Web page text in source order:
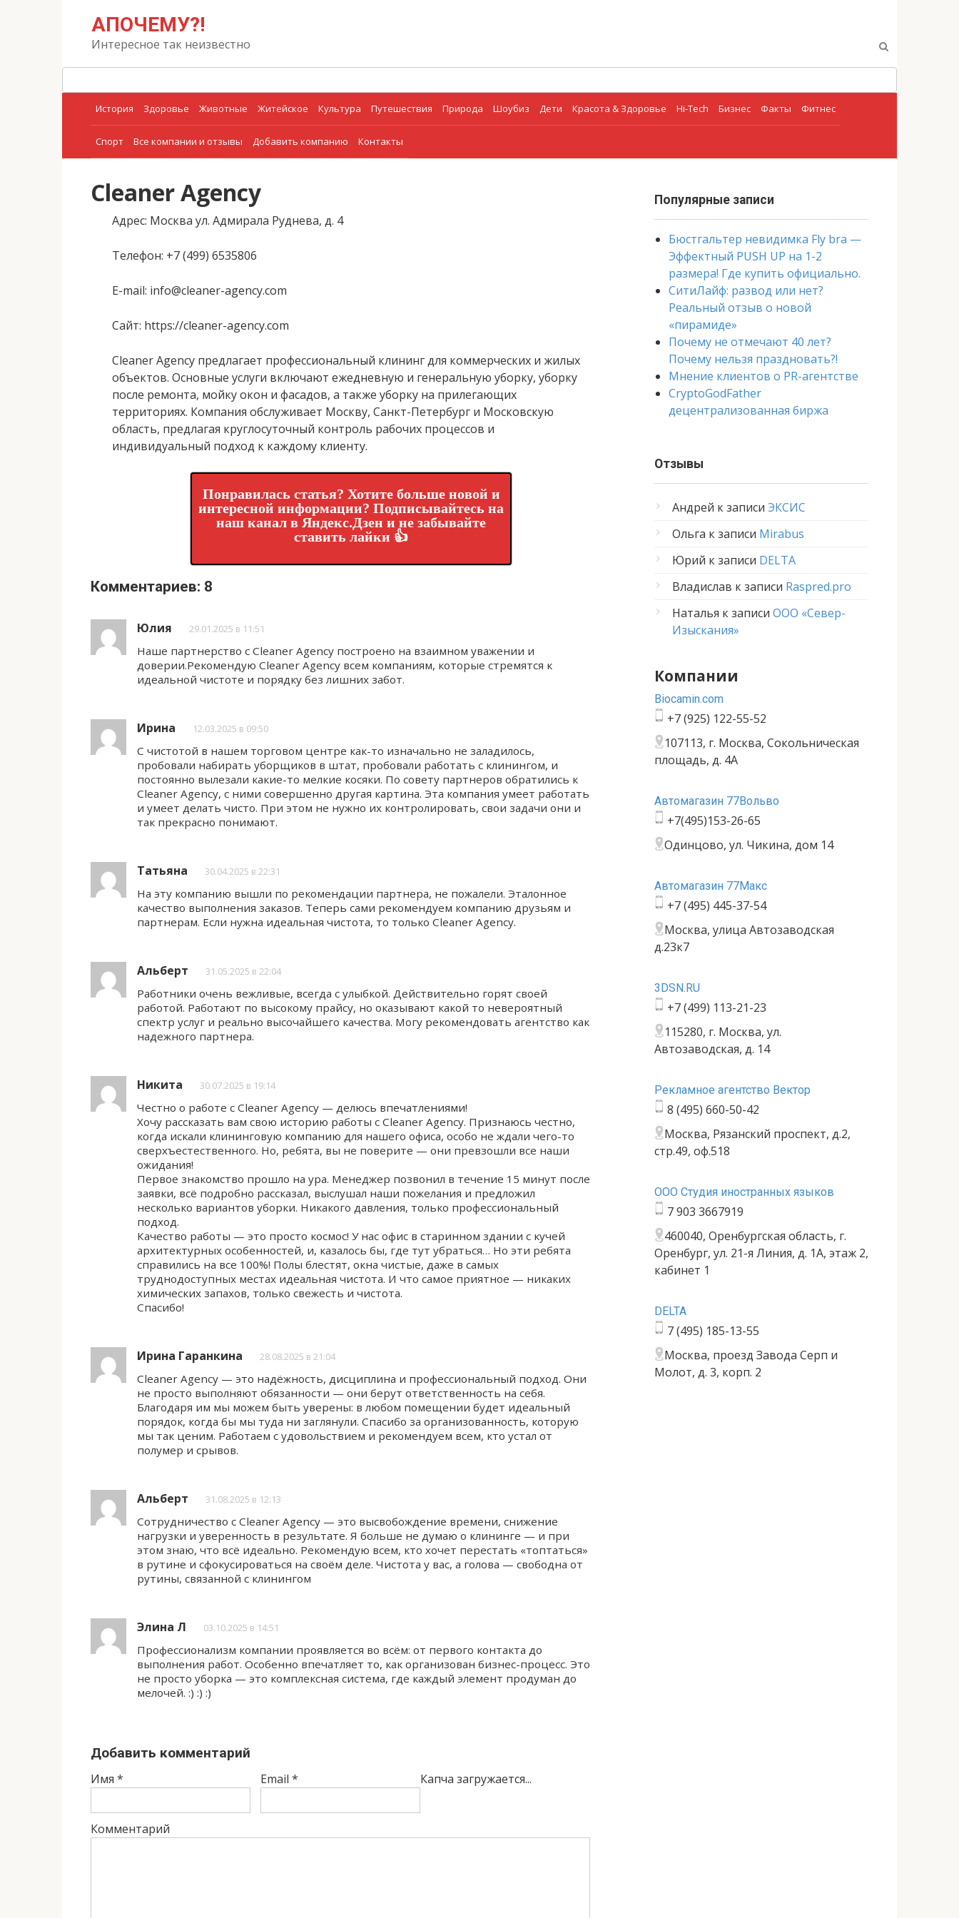
АПОЧЕМУ?!
Интересное так неизвестно
История Здоровье Животные Житейское Культура Путешествия Природа Шоубиз Дети Красота & Здоровье Hi-Tech Бизнес Факты Фитнес
Спорт Все компании и отзывы Добавить компанию Контакты
Cleaner Agency
Адрес: Москва ул. Адмирала Руднева, д. 4
Телефон: +7 (499) 6535806
E-mail: info@cleaner-agency.com
Сайт: https://cleaner-agency.com
Cleaner Agency предлагает профессиональный клининг для коммерческих и жилых
объектов. Основные услуги включают ежедневную и генеральную уборку, уборку
после ремонта, мойку окон и фасадов, а также уборку на прилегающих
территориях. Компания обслуживает Москву, Санкт-Петербург и Московскую
область, предлагая круглосуточный контроль рабочих процессов и
индивидуальный подход к каждому клиенту.
Понравилась статья? Хотите больше новой и
интересной информации? Подписывайтесь на
наш канал в Яндекс.Дзен и не забывайте
ставить лайки 👍
Комментариев: 8
Юлия 29.01.2025 в 11:51
Наше партнерство с Cleaner Agency построено на взаимном уважении и
доверии.Рекомендую Cleaner Agency всем компаниям, которые стремятся к
идеальной чистоте и порядку без лишних забот.
Ирина 12.03.2025 в 09:50
С чистотой в нашем торговом центре как-то изначально не заладилось,
пробовали набирать уборщиков в штат, пробовали работать с клинингом, и
постоянно вылезали какие-то мелкие косяки. По совету партнеров обратились к
Cleaner Agency, с ними совершенно другая картина. Эта компания умеет работать
и умеет делать чисто. При этом не нужно их контролировать, свои задачи они и
так прекрасно понимают.
Татьяна 30.04.2025 в 22:31
На эту компанию вышли по рекомендации партнера, не пожалели. Эталонное
качество выполнения заказов. Теперь сами рекомендуем компанию друзьям и
партнерам. Если нужна идеальная чистота, то только Cleaner Agency.
Альберт 31.05.2025 в 22:04
Работники очень вежливые, всегда с улыбкой. Действительно горят своей
работой. Работают по высокому прайсу, но оказывают какой то невероятный
спектр услуг и реально высочайшего качества. Могу рекомендовать агентство как
надежного партнера.
Никита 30.07.2025 в 19:14
Честно о работе с Cleaner Agency — делюсь впечатлениями!
Хочу рассказать вам свою историю работы с Cleaner Agency. Признаюсь честно,
когда искали клининговую компанию для нашего офиса, особо не ждали чего-то
сверхъестественного. Но, ребята, вы не поверите — они превзошли все наши
ожидания!
Первое знакомство прошло на ура. Менеджер позвонил в течение 15 минут после
заявки, всё подробно рассказал, выслушал наши пожелания и предложил
несколько вариантов уборки. Никакого давления, только профессиональный
подход.
Качество работы — это просто космос! У нас офис в старинном здании с кучей
архитектурных особенностей, и, казалось бы, где тут убраться… Но эти ребята
справились на все 100%! Полы блестят, окна чистые, даже в самых
труднодоступных местах идеальная чистота. И что самое приятное — никаких
химических запахов, только свежесть и чистота.
Спасибо!
Ирина Гаранкина 28.08.2025 в 21:04
Cleaner Agency — это надёжность, дисциплина и профессиональный подход. Они
не просто выполняют обязанности — они берут ответственность на себя.
Благодаря им мы можем быть уверены: в любом помещении будет идеальный
порядок, когда бы мы туда ни заглянули. Спасибо за организованность, которую
мы так ценим. Работаем с удовольствием и рекомендуем всем, кто устал от
полумер и срывов.
Альберт 31.08.2025 в 12:13
Сотрудничество с Cleaner Agency — это высвобождение времени, снижение
нагрузки и уверенность в результате. Я больше не думаю о клининге — и при
этом знаю, что всё идеально. Рекомендую всем, кто хочет перестать «топтаться»
в рутине и сфокусироваться на своём деле. Чистота у вас, а голова — свободна от
рутины, связанной с клинингом
Элина Л 03.10.2025 в 14:51
Профессионализм компании проявляется во всём: от первого контакта до
выполнения работ. Особенно впечатляет то, как организован бизнес-процесс. Это
не просто уборка — это комплексная система, где каждый элемент продуман до
мелочей. :) :) :)
Добавить комментарий
Имя * Email * Капча загружается...
Комментарий
Популярные записи
Бюстгальтер невидимка Fly bra —
Эффектный PUSH UP на 1-2
размера! Где купить официально.
СитиЛайф: развод или нет?
Реальный отзыв о новой
«пирамиде»
Почему не отмечают 40 лет?
Почему нельзя праздновать?!
Мнение клиентов о PR-агентстве
CryptoGodFather
децентрализованная биржа
Отзывы
Андрей к записи ЭКСИС
Ольга к записи Mirabus
Юрий к записи DELTA
Владислав к записи Raspred.pro
Наталья к записи ООО «Север-
Изыскания»
Компании
Bioсamin.com
+7 (925) 122-55-52
107113, г. Москва, Сокольническая
площадь, д. 4А
Автомагазин 77Вольво
+7(495)153-26-65
Одинцово, ул. Чикина, дом 14
Автомагазин 77Макс
+7 (495) 445-37-54
Москва, улица Автозаводская
д.23к7
3DSN.RU
+7 (499) 113-21-23
115280, г. Москва, ул.
Автозаводская, д. 14
Рекламное агентство Вектор
8 (495) 660-50-42
Москва, Рязанский проспект, д.2,
стр.49, оф.518
ООО Студия иностранных языков
7 903 3667919
460040, Оренбургская область, г.
Оренбург, ул. 21-я Линия, д. 1А, этаж 2,
кабинет 1
DELTA
7 (495) 185-13-55
Москва, проезд Завода Серп и
Молот, д. 3, корп. 2